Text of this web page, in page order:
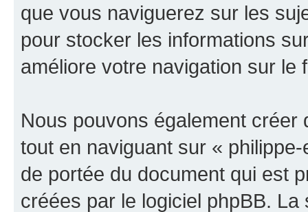
que vous naviguerez sur les
pour stocker les informations
améliore votre navigation sur le
Nous pouvons également
tout en naviguant sur «
de portée du document qui est
créées par le logiciel phpBB.